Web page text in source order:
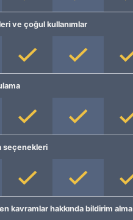
ve çoğul kullanımlar
seçenekleri
kavramlar hakkında bildirim alma